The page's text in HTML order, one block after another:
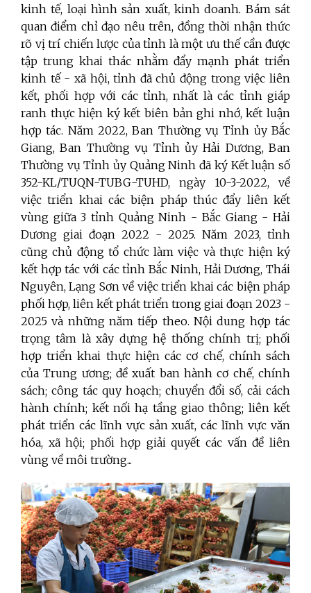
kinh tế, loại hình sản xuất, kinh doanh. Bám sát
quan điểm chỉ đạo nêu trên, đồng thời nhận thức
rõ vị trí chiến lược của tỉnh là một ưu thế cần được
tập trung khai thác nhằm đẩy mạnh phát triển
kinh tế - xã hội, tỉnh đã chủ động trong việc liên
kết, phối hợp với các tỉnh, nhất là các tỉnh giáp
ranh thực hiện ký kết biên bản ghi nhớ, kết luận
hợp tác. Năm 2022, Ban Thường vụ Tỉnh ủy Bắc
Giang, Ban Thường vụ Tỉnh ủy Hải Dương, Ban
Thường vụ Tỉnh ủy Quảng Ninh đã ký Kết luận số
352-KL/TUQN-TUBG-TUHD, ngày 10-3-2022, về
việc triển khai các biện pháp thúc đẩy liên kết
vùng giữa 3 tỉnh Quảng Ninh - Bắc Giang - Hải
Dương giai đoạn 2022 - 2025. Năm 2023, tỉnh
cũng chủ động tổ chức làm việc và thực hiện ký
kết hợp tác với các tỉnh Bắc Ninh, Hải Dương, Thái
Nguyên, Lạng Sơn về việc triển khai các biện pháp
phối hợp, liên kết phát triển trong giai đoạn 2023 -
2025 và những năm tiếp theo. Nội dung hợp tác
trọng tâm là xây dựng hệ thống chính trị; phối
hợp triển khai thực hiện các cơ chế, chính sách
của Trung ương; đề xuất ban hành cơ chế, chính
sách; công tác quy hoạch; chuyển đổi số, cải cách
hành chính; kết nối hạ tầng giao thông; liên kết
phát triển các lĩnh vực sản xuất, các lĩnh vực văn
hóa, xã hội; phối hợp giải quyết các vấn đề liên
vùng về môi trường...